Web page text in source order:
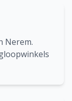
Nerem.